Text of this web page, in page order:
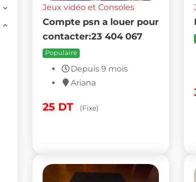
Jeux vidéo et Consoles
Compte psn a louer pour
contacter:23 404 067
Populaire
Depuis 9 mois
Ariana
25 DT (Fixe)